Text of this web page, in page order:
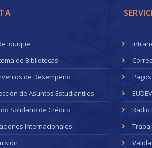
Iquique
de Bibliotecas
de Desempeño
de Asuntos Estudiantiles
Solidario de Crédito
Internacionales
Radio